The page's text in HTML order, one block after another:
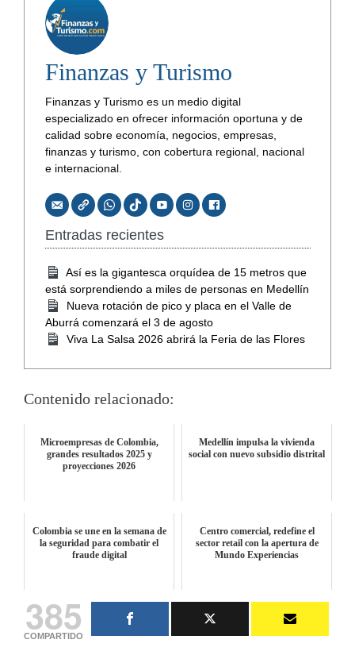
Finanzas y Turismo
Finanzas y Turismo es un medio digital
especializado en ofrecer información oportuna y de
calidad sobre economía, negocios, empresas,
finanzas y turismo, con cobertura regional, nacional
e internacional.
Entradas recientes
Así es la gigantesca orquídea de 15 metros que
está sorprendiendo a miles de personas en Medellín
Nueva rotación de pico y placa en el Valle de
Aburrá comenzará el 3 de agosto
Viva La Salsa 2026 abrirá la Feria de las Flores
Contenido relacionado:
Microempresas de Colombia,
grandes resultados 2025 y
proyecciones 2026
Medellín impulsa la vivienda
social con nuevo subsidio distrital
Colombia se une en la semana de
la seguridad para combatir el
fraude digital
Centro comercial, redefine el
sector retail con la apertura de
Mundo Experiencias
385
COMPARTIDO